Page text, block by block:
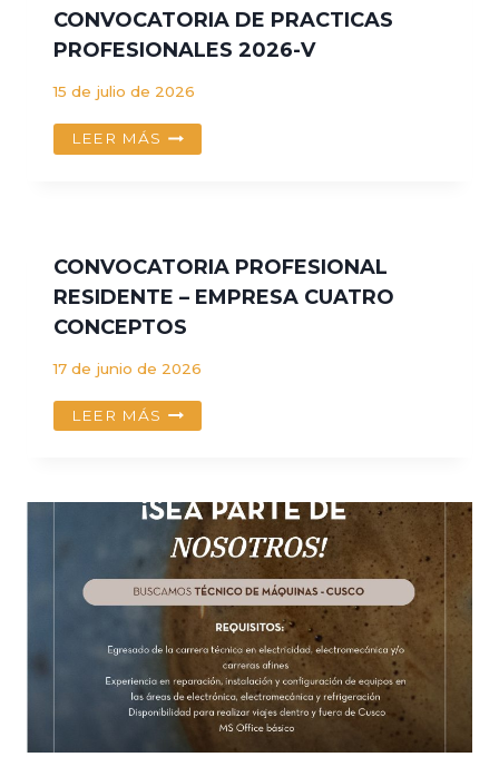
CONVOCATORIA DE PRACTICAS
PROFESIONALES 2026-V
15 de julio de 2026
LEER MÁS CONVOCATORIA
DE
CONVOCATORIA PROFESIONAL
RESIDENTE – EMPRESA CUATRO
CONCEPTOS
17 de junio de 2026
LEER MÁS CONVOCATORIA
EMPRESA
CUATRO
CONCEPTOS